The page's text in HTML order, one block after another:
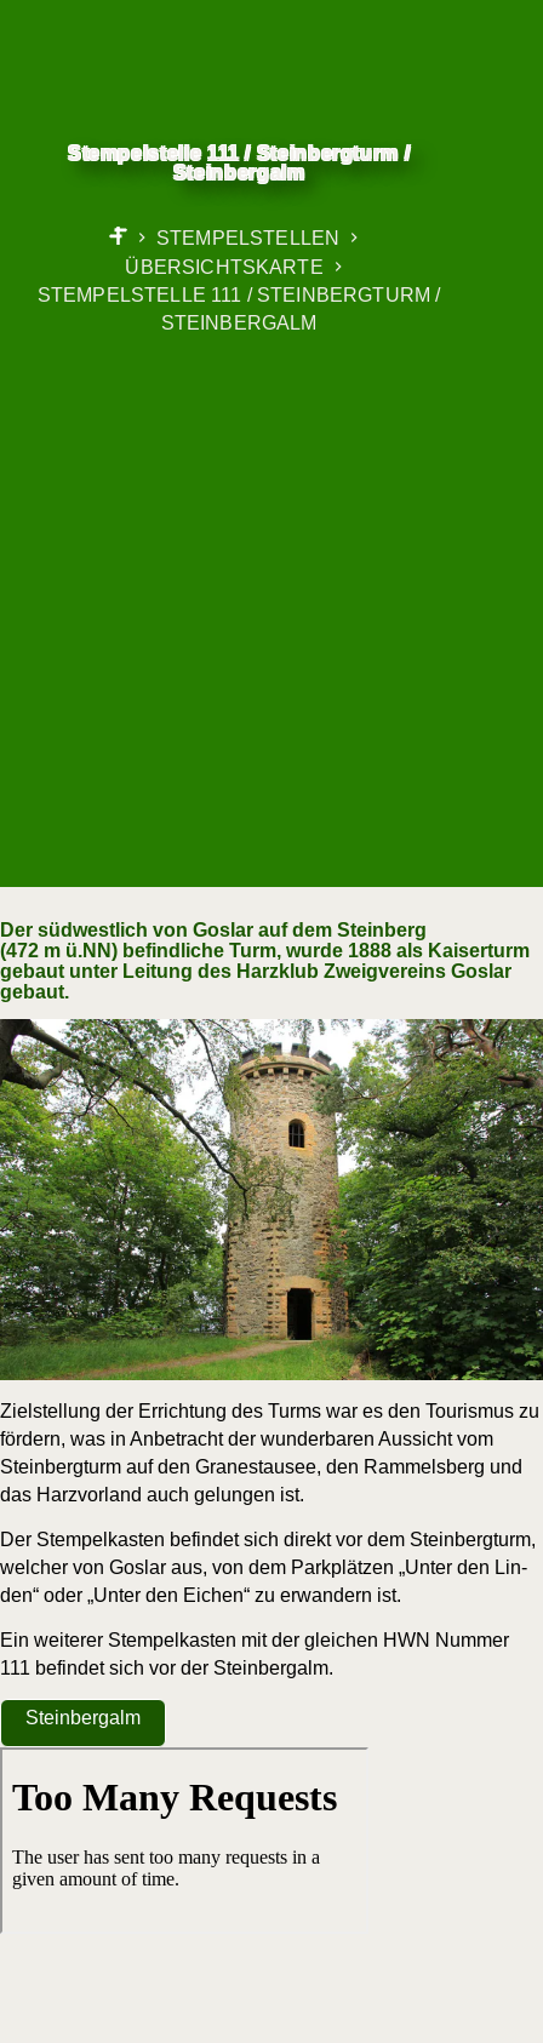
Stempelstelle 111 / Steinbergturm /
Steinbergalm
START
STEMPELSTELLEN
ÜBERSICHTSKARTE
STEMPELSTELLE 111 / STEINBERGTURM /
STEINBERGALM
Der südwestlich von Goslar auf dem Steinberg
(472 m ü.NN) befindliche Turm, wurde 1888 als Kaiserturm
gebaut unter Leitung des Harzklub Zweigvereins Goslar
gebaut.
Ziel­stel­lung der Errich­tung des Turms war es den Tou­ris­mus zu
för­dern, was in Anbe­tracht der wun­der­ba­ren Aus­sicht vom
Stein­berg­turm auf den Gra­ne­stau­see, den Ram­mels­berg und
das Harz­vor­land auch gelun­gen ist.
Der Stem­pel­kas­ten befin­det sich direkt vor dem Stein­berg­turm,
wel­cher von Gos­lar aus, von dem Park­plät­zen „Unter den Lin­
den“ oder „Unter den Eichen“ zu erwan­dern ist.
Ein wei­te­rer Stem­pel­kas­ten mit der glei­chen HWN Num­mer
111 befin­det sich vor der Steinbergalm.
Stein­bergalm